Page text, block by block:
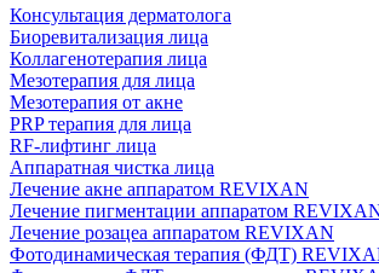
Консультация дерматолога
Биоревитализация лица
Коллагенотерапия лица
Мезотерапия для лица
Мезотерапия от акне
PRP терапия для лица
RF-лифтинг лица
Аппаратная чистка лица
Лечение акне аппаратом REVIXAN
Лечение пигментации аппаратом
Лечение розацеа аппаратом REVIXAN
Фотодинамическая терапия (ФДТ)